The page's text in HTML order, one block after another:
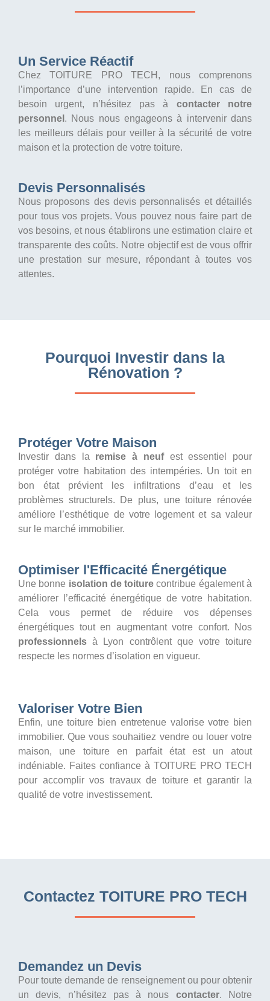
Un Service Réactif
Chez TOITURE PRO TECH, nous comprenons
l’importance d’une intervention rapide. En cas de
besoin urgent, n’hésitez pas à contacter notre
personnel . Nous nous engageons à intervenir dans
les meilleurs délais pour veiller à la sécurité de votre
maison et la protection de votre toiture.
Devis Personnalisés
Nous proposons des devis personnalisés et détaillés
pour tous vos projets. Vous pouvez nous faire part de
vos besoins, et nous établirons une estimation claire et
transparente des coûts. Notre objectif est de vous offrir
une prestation sur mesure, répondant à toutes vos
attentes.
Pourquoi Investir dans la
Rénovation ?
Protéger Votre Maison
Investir dans la remise à neufest essentiel pour
protéger votre habitation des intempéries. Un toit en
bon état prévient les infiltrations d’eau et les
problèmes structurels. De plus, une toiture rénovée
améliore l’esthétique de votre logement et sa valeur
sur le marché immobilier.
Optimiser l'Efficacité Énergétique
Une bonne isolation de toiture contribue également à
améliorer l’efficacité énergétique de votre habitation.
Cela vous permet de réduire vos dépenses
énergétiques tout en augmentant votre confort. Nos
professionnels à Lyon contrôlent que votre toiture
respecte les normes d’isolation en vigueur.
Valoriser Votre Bien
Enfin, une toiture bien entretenue valorise votre bien
immobilier. Que vous souhaitiez vendre ou louer votre
maison, une toiture en parfait état est un atout
indéniable. Faites confiance à TOITURE PRO TECH
pour accomplir vos travaux de toiture et garantir la
qualité de votre investissement.
Contactez TOITURE PRO TECH
Demandez un Devis
Pour toute demande de renseignement ou pour obtenir
un devis, n’hésitez pas à nous contacter. Notre